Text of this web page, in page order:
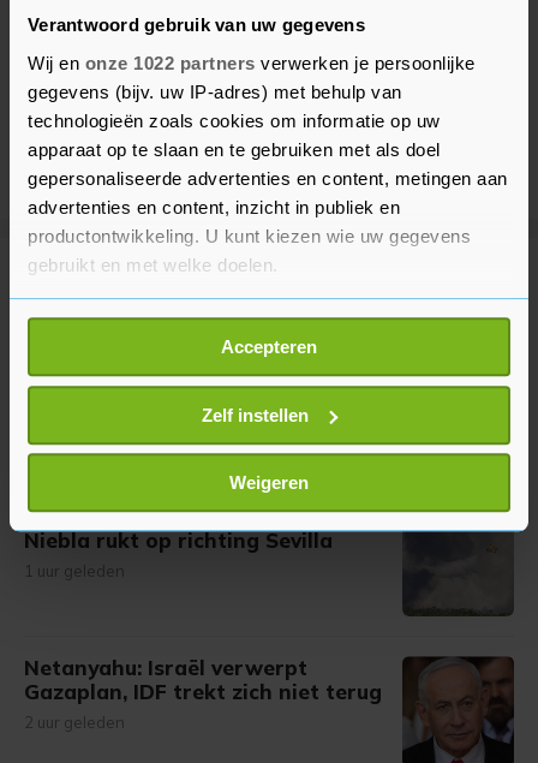
Verantwoord gebruik van uw gegevens
Wij en onze 1022 partners verwerken je persoonlijke
gegevens (bijv. uw IP-adres) met behulp van
technologieën zoals cookies om informatie op uw
apparaat op te slaan en te gebruiken met als doel
gepersonaliseerde advertenties en content, metingen aan
advertenties en content, inzicht in publiek en
productontwikkeling. U kunt kiezen wie uw gegevens
gebruikt en met welke doelen.
Als u het toestaat, willen we ook graag:
Informatie verzamelen over uw geografische
locatie, die tot een paar meter nauwkeurig kan zijn
Uw apparaat identificeren door het actief te
scannen op specifieke eigenschappen (fingerprinting)
Lees meer over hoe uw persoonlijke gegevens worden
verwerkt en stel uw voorkeuren in het
U kunt uw toestemming op elk moment wijzigen of
intrekken in de Cookieverklaring.
Met cookies werkt onze website beter en wordt jouw
onze cookiepagina kun je ons cookiebeleid bekijken en je
gemaakte keuze altijd wijzigen of intrekken.
Accepteren
Zelf instellen
Weigeren
Meer uit Buitenland
Houthi's vallen Saudische troepen
en wapendepots in Jemen aan
Grote natuurbrand in Spaanse
Niebla rukt op richting Sevilla
1 uur geleden
Netanyahu: Israël verwerpt
Gazaplan, IDF trekt zich niet terug
2 uur geleden